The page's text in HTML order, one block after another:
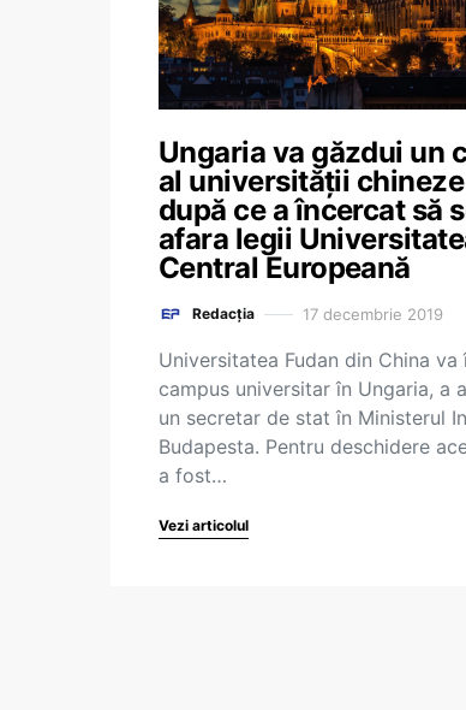
Ungaria va găzdui un
al universității chineze
după ce a încercat să
afara legii
Central Europeană
Redacția 17 decembrie 2019
Universitatea Fudan din China va
campus universitar în Ungaria, a
un secretar de stat în Ministerul
Budapesta. Pentru deschidere
a fost…
Vezi articolul